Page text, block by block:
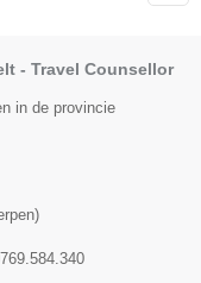
- Travel Counsellor
in de provincie
)